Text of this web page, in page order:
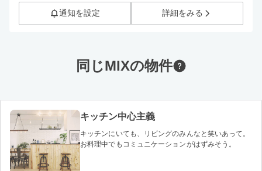
通知を設定 詳細をみる
同じMIXの物件
キッチン中心主義
キッチンにいても、リビングのみんなと笑いあって。
お料理中でもコミュニケーションがはずみそう。